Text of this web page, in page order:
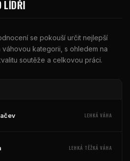
LÍDŘI
se pokouší určit nejlepší
kategorii, s ohledem na
soutěže a celkovou práci.
LEHKÁ VÁHA
LEHKÁ TĚŽKÁ VÁHA